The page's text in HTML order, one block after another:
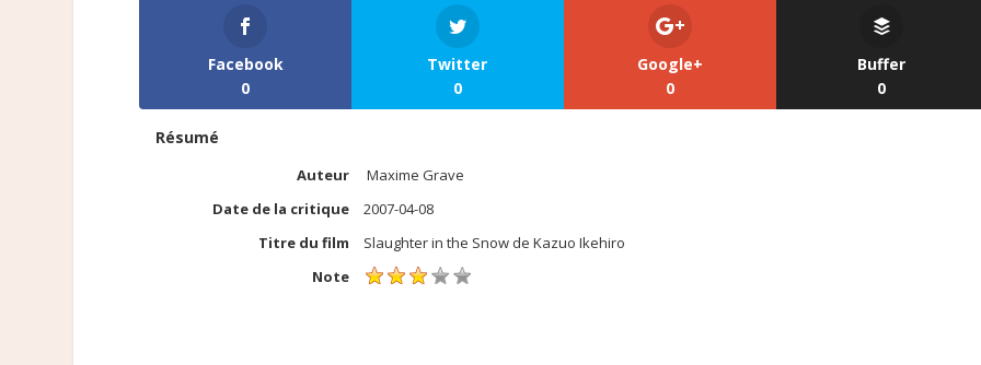
Facebook
0
Twitter
0
Google+
0
Buffer
0
Résumé
Auteur
Maxime Grave
Date de la critique
2007-04-08
Titre du film
Slaughter in the Snow de Kazuo Ikehiro
Note